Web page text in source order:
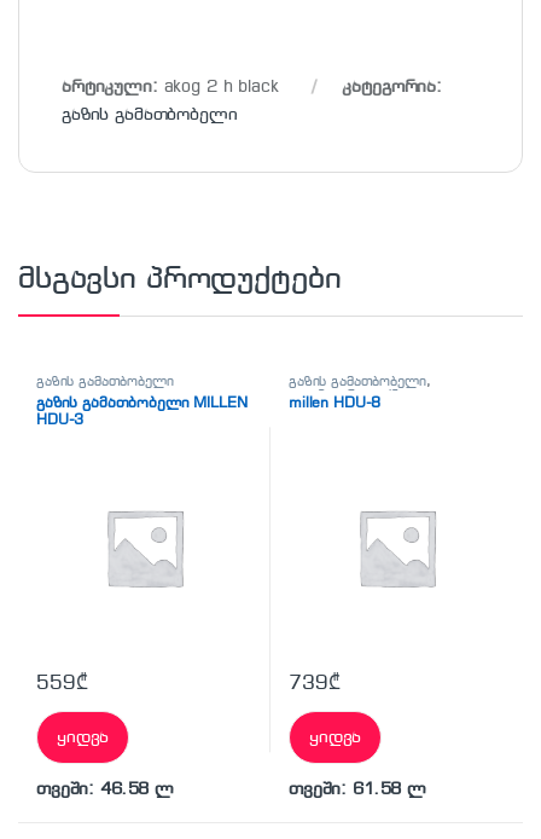
არტიკული: akog 2 h black
კატეგორია:
გაზის გამათბობელი
მსგავსი პროდუქტები
გაზის გამათბობელი
გაზის გამათბობელი MILLEN
HDU-3
559₾
ყიდვა
თვეში: 46.58 ლ
გაზის გამათბობელი,
კლიმატური ტექნიკა
millen HDU-8
739₾
ყიდვა
თვეში: 61.58 ლ